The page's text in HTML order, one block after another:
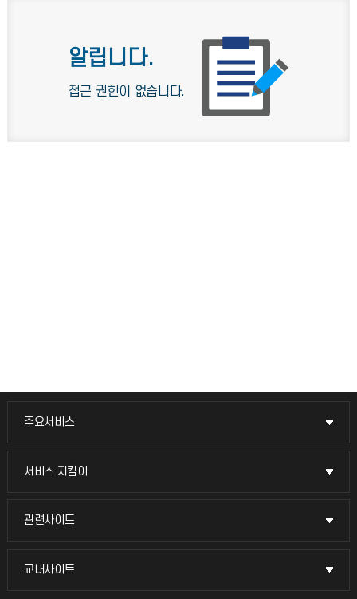
알립니다.
접근 권한이 없습니다.
주요서비스
주요서비스
교무회의방송
서비스 지킴이
서비스 지킴이
묻고 답하기
관련사이트
관련사이트
국방헬프콜
교내사이트
교내사이트